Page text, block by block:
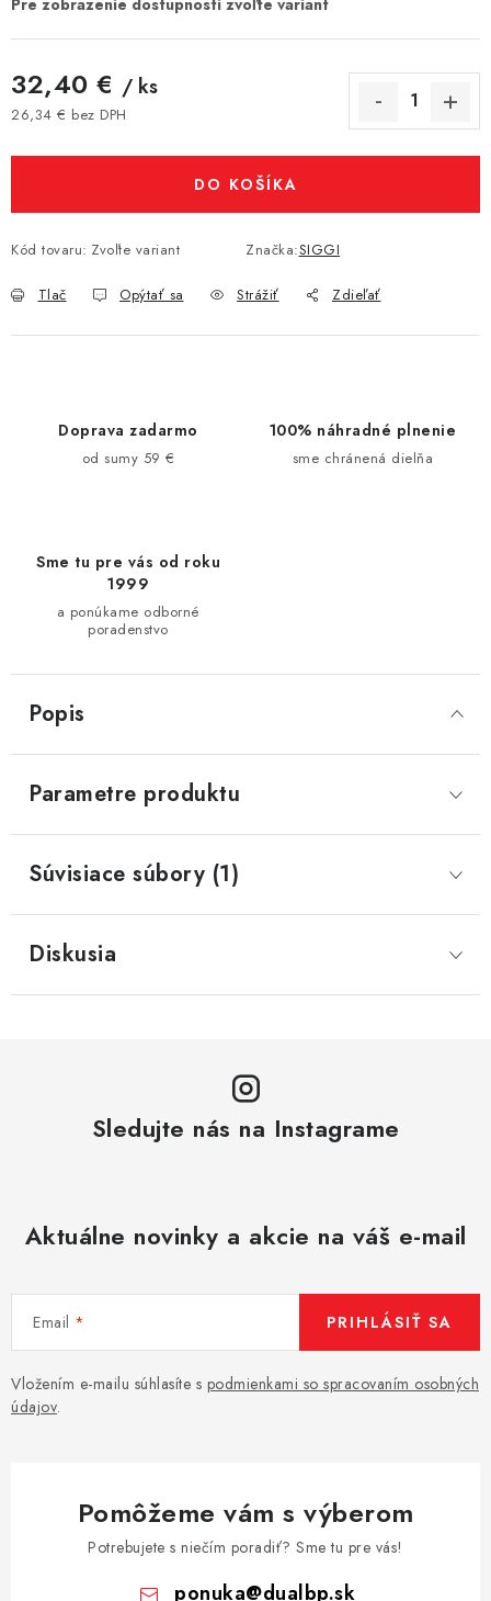
32,40 € / ks
26,34 € bez DPH
DO KOŠÍKA
Kód tovaru: Zvoľte variant Značka:SIGGI
Tlač Opýtať sa Strážiť Zdieľať
Doprava zadarmo
od sumy 59 €
100% náhradné plnenie
sme chránená dielňa
Sme tu pre vás od roku
1999
a ponúkame odborné
poradenstvo
Popis
Parametre produktu
Súvisiace súbory (1)
Diskusia
Sledujte nás na Instagrame
Aktuálne novinky a akcie na váš e-mail
Email
Vložením e-mailu súhlasíte s podmienkami so spracovaním osobných
údajov.
PRIHLÁSIŤ SA
Pomôžeme vám s výberom
Potrebujete s niečím poradiť? Sme tu pre vás!
ponuka@dualbp.sk